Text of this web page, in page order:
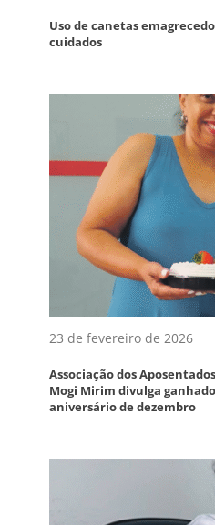
Uso de canetas
cuidados
23 de fevereiro de 2026
Associação dos
Mogi Mirim divulga
aniversário de dezembro